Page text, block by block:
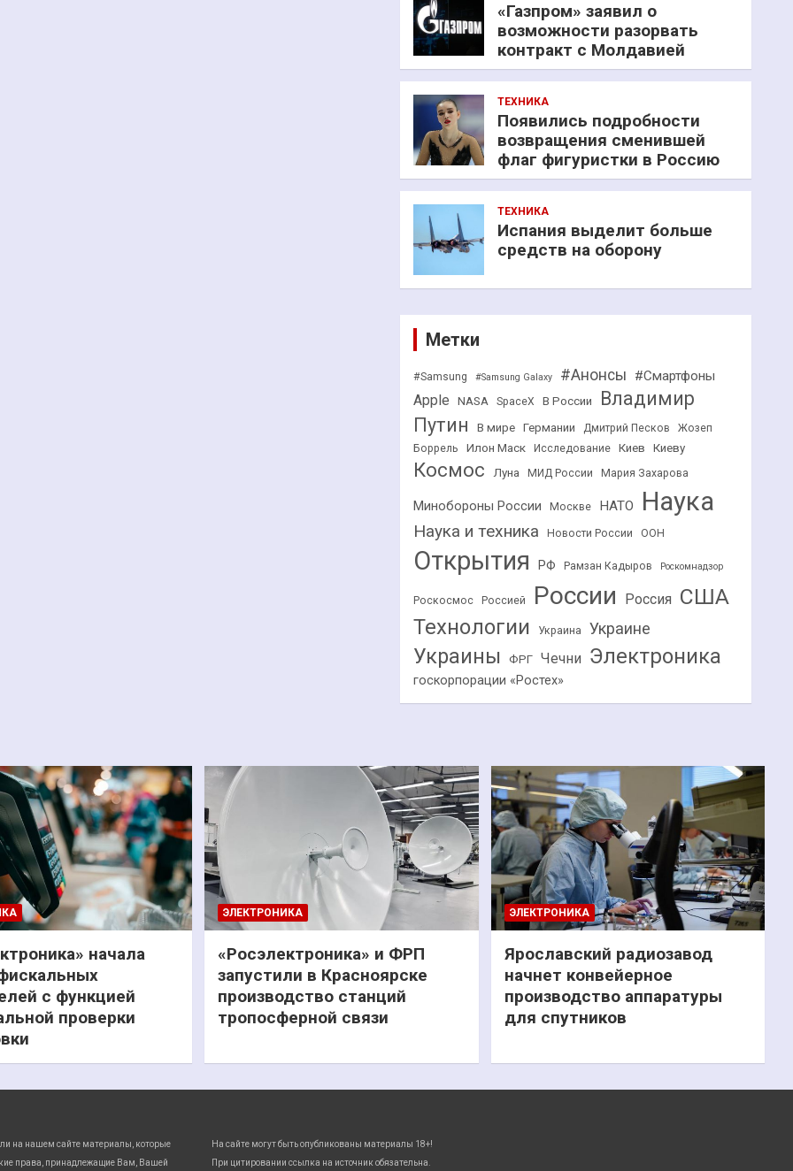
«Газпром» заявил о
возможности разорвать
контракт с Молдавией
ТЕХНИКА
Появились подробности
возвращения сменившей
флаг фигуристки в Россию
ТЕХНИКА
Испания выделит больше
средств на оборону
Метки
#Samsung #Samsung Galaxy #Анонсы #Смартфоны
Apple NASA SpaceX В России
Владимир
Путин
В мире Германии Дмитрий Песков
Жозеп
Боррель
Илон Маск Исследование Киев Киеву
Космос Луна МИД России Мария Захарова
Минобороны России Москве НАТО Наука
Наука и техника Новости России ООН
Открытия РФ Рамзан Кадыров Роскомнадзор
Роскосмос Россией России Россия США
Технологии Украина Украине
Украины ФРГ Чечни Электроника
госкорпорации «Ростех»
начала
с функцией
проверки
ЭЛЕКТРОНИКА
«Росэлектроника» и ФРП
запустили в Красноярске
производство станций
тропосферной связи
ЭЛЕКТРОНИКА
Ярославский радиозавод
начнет конвейерное
производство аппаратуры
для спутников
на нашем сайте материалы, которые
права, принадлежащие Вам, Вашей
На сайте могут быть опубликованы материалы 18+!
При цитировании ссылка на источник обязательна.